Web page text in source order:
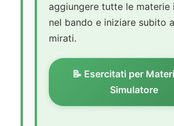
aggiungere tutte le materie
nel bando e iniziare subito
mirati.
📝 Esercitati per
Simulatore